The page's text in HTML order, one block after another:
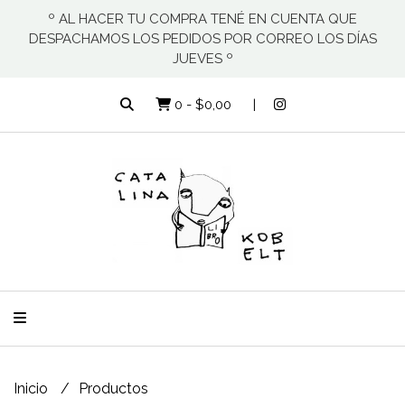
º AL HACER TU COMPRA TENÉ EN CUENTA QUE
DESPACHAMOS LOS PEDIDOS POR CORREO LOS DÍAS
JUEVES º
0 - $0,00
Inicio Productos